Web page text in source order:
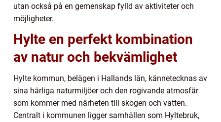
utan också på en gemenskap fylld av aktiviteter och
möjligheter.
Hylte en perfekt kombination
av natur och bekvämlighet
Hylte kommun, belägen i Hallands län, kännetecknas av
sina härliga naturmiljöer och den rogivande atmosfär
som kommer med närheten till skogen och vatten.
Centralt i kommunen ligger samhällen som Hyltebruk,